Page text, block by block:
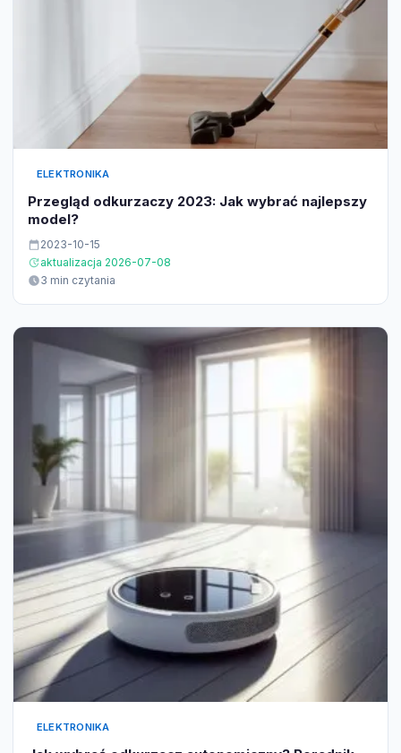
ELEKTRONIKA
Przegląd odkurzaczy 2023: Jak wybrać najlepszy
model?
2023-10-15
aktualizacja 2026-07-08
3 min czytania
ELEKTRONIKA